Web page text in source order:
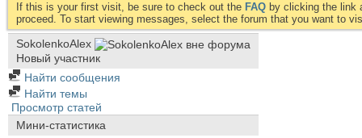
If this is your first visit, be sure to check out the FAQ by clicking the link
proceed. To start viewing messages, select the forum that you want to
SokolenkoAlex
Новый участник
Найти сообщения
Найти темы
Просмотр статей
Мини-статистика